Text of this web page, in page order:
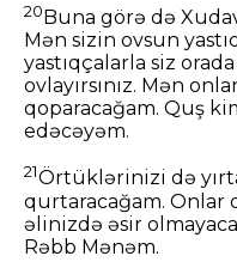
20 Buna görə də
Mən sizin ovsun
yastıqçalarla siz
ovlayırsınız. Mən
qoparacağam. Quş
edəcəyəm.
21Örtüklərinizi də
qurtaracağam. Onlar
əlinizdə əsir
Rəbb Mənəm.